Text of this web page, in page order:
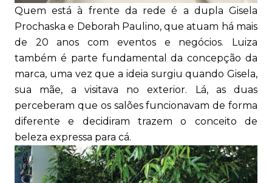
Quem está à frente da rede é a dupla Gisela
Prochaska e Deborah Paulino, que atuam há mais
de 20 anos com eventos e negócios. Luiza
também é parte fundamental da concepção da
marca, uma vez que a ideia surgiu quando Gisela,
sua mãe, a visitava no exterior. Lá, as duas
perceberam que os salões funcionavam de forma
diferente e decidiram trazem o conceito de
beleza expressa para cá.